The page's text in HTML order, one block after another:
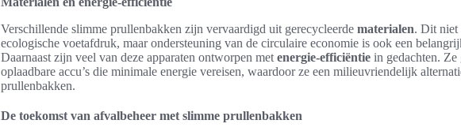
Verschillende slimme prullenbakken zijn vervaardigd uit gerecycleerde materialen. Dit niet
ecologische voetafdruk, maar ondersteuning van de circulaire economie is ook een
Daarnaast zijn veel van deze apparaten ontworpen met energie-efficiëntie in gedachten.
oplaadbare accu’s die minimale energie vereisen, waardoor ze een milieuvriendelijk
prullenbakken.
De toekomst van afvalbeheer met slimme prullenbakken